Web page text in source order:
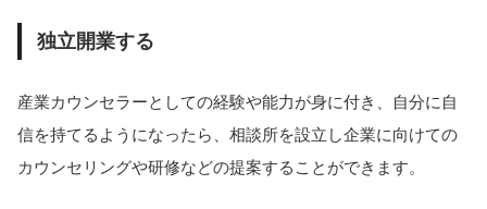
独立開業する
産業カウンセラーとしての経験や能力が身に付き、自分に自
信を持てるようになったら、相談所を設立し企業に向けての
カウンセリングや研修などの提案することができます。